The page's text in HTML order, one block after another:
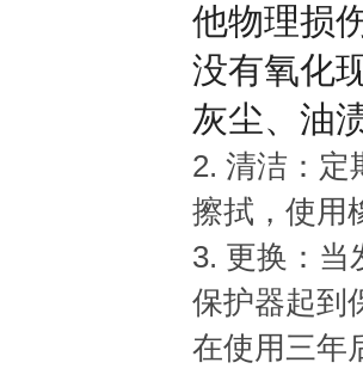
他物理损
没有氧化
灰尘、油
2. 清洁：定
擦拭，使用
3. 更换：当
保护器起到
在使用三年